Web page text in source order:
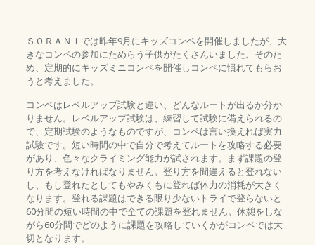
ＳＯＲＡＮＩでは昨年9月にキッズコンペを開催しましたが、大
きなコンペの参加にためらう子供がたくさんいました。そのた
め、定期的にキッズミニコンペを開催しコンペに慣れてもらお
うと考えました。
コンペはレベルアップ試験と違い、どんなルートが出るか分か
りません。レベルアップ試験は、練習して試験に備えられるの
で、定期試験のようなものですが、コンペは言い換えれば実力
試験です。短い時間の中で自分で考えてルートを攻略する必要
があり、色々なクライミング能力が試されます。まず課題の登
り方を考えなければなりません。登り方を間違えると登れない
し、もし登れたとしてもやみくもに登れば体力の消耗が大きく
なります。登れる課題はできる限り少ないトライで登らないと
60分間の短い時間の中で全ての課題を登れません。休憩をしな
がら60分間でどのように課題を攻略していくかがコンペでは大
切となります。